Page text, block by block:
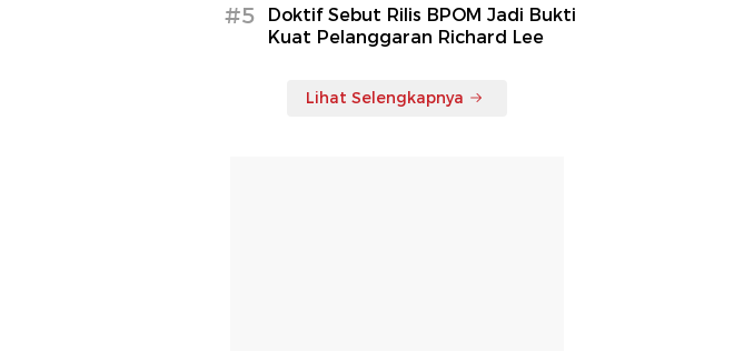
#5
Doktif Sebut Rilis BPOM Jadi Bukti
Kuat Pelanggaran Richard Lee
Lihat Selengkapnya